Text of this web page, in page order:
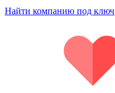
Найти компанию под ключ